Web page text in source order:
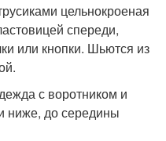
цельнокроеная
спереди,
или кнопки. Шьются из
с воротником и
ниже, до середины